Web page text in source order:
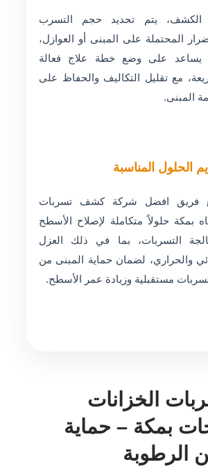
الكشف، يتم تحديد حجم التسرب
المحتملة على المبنى أو العوازل،
يساعد على وضع خطة علاج فعالة
مع تقليل التكاليف والحفاظ على
المبنى.
الحلول المناسبة
فريق افضل شركة كشف تسربات
بمكة حلولاً متكاملة لإصلاح الأسطح
التسربات، بما في ذلك العزل
والحراري، لضمان حماية المبنى من
مستقبلية وزيادة عمر الأسطح.
الخزانات
بمكة – حماية
الرطوبة